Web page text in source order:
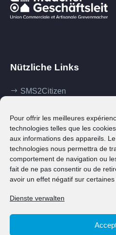
Pour offrir les meilleures
technologies telles que les
aux informations des appareils.
technologies nous permettra de
comportement de navigation ou
fait de ne pas consentir ou de
avoir un effet négatif sur
Dienste verwalten
Nützliche Links
SMS2Citizen
Ma commune
Contact
© 2023 Ville de Grevenmacher